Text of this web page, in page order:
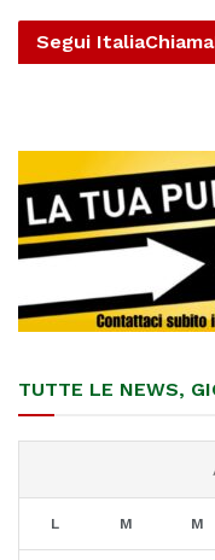
Segui
TUTTE LE NEWS,
L M M